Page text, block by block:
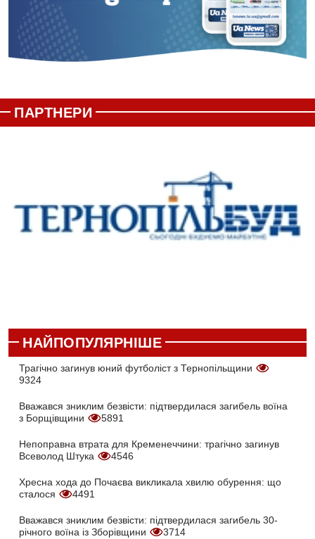
ПАРТНЕРИ
НАЙПОПУЛЯРНІШЕ
Трагічно загинув юний футболіст з Тернопільщини
9324
Вважався зниклим безвісти: підтвердилася загибель воїна
з Борщівщини
5891
Непоправна втрата для Кременеччини: трагічно загинув
Всеволод Штука
4546
Хресна хода до Почаєва викликала хвилю обурення: що
сталося
4491
Вважався зниклим безвісти: підтвердилася загибель 30-
річного воїна із Зборівщини
3714